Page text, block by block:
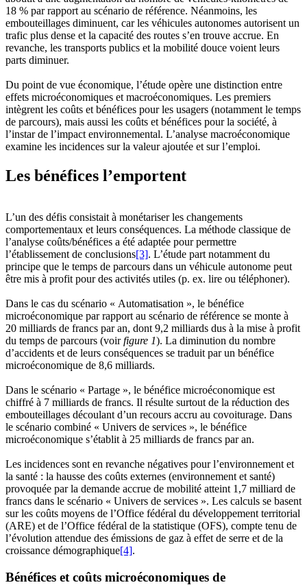
18 % par rapport au scénario de référence. Néanmoins, les
embouteillages diminuent, car les véhicules autonomes autorisent un
trafic plus dense et la capacité des routes s’en trouve accrue. En
revanche, les transports publics et la mobilité douce voient leurs
parts diminuer.
Du point de vue économique, l’étude opère une distinction entre
effets microéconomiques et macroéconomiques. Les premiers
intègrent les coûts et bénéfices pour les usagers (notamment le temps
de parcours), mais aussi les coûts et bénéfices pour la société, à
l’instar de l’impact environnemental. L’analyse macroéconomique
examine les incidences sur la valeur ajoutée et sur l’emploi.
Les bénéfices l’emportent
L’un des défis consistait à monétariser les changements
comportementaux et leurs conséquences. La méthode classique de
l’analyse coûts/bénéfices a été adaptée pour permettre
l’établissement de conclusions[3]. L’étude part notamment du
principe que le temps de parcours dans un véhicule autonome peut
être mis à profit pour des activités utiles (p. ex. lire ou téléphoner).
Dans le cas du scénario « Automatisation », le bénéfice
microéconomique par rapport au scénario de référence se monte à
20 milliards de francs par an, dont 9,2 milliards dus à la mise à profit
du temps de parcours (voirfigure 1). La diminution du nombre
d’accidents et de leurs conséquences se traduit par un bénéfice
microéconomique de 8,6 milliards.
Dans le scénario « Partage », le bénéfice microéconomique est
chiffré à 7 milliards de francs. Il résulte surtout de la réduction des
embouteillages découlant d’un recours accru au covoiturage. Dans
le scénario combiné « Univers de services », le bénéfice
microéconomique s’établit à 25 milliards de francs par an.
Les incidences sont en revanche négatives pour l’environnement et
la santé : la hausse des coûts externes (environnement et santé)
provoquée par la demande accrue de mobilité atteint 1,7 milliard de
francs dans le scénario « Univers de services ». Les calculs se basent
sur les coûts moyens de l’Office fédéral du développement territorial
(ARE) et de l’Office fédéral de la statistique (OFS), compte tenu de
l’évolution attendue des émissions de gaz à effet de serre et de la
croissance démographique[4].
Bénéfices et coûts microéconomiques de